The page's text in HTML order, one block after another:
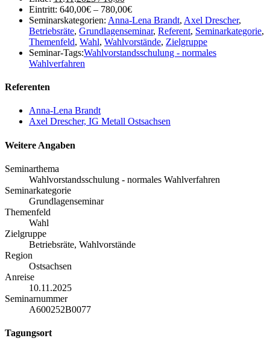
Eintritt: 640,00€ – 780,00€
Seminarskategorien: Anna-Lena Brandt, Axel Drescher,
Betriebsräte, Grundlagenseminar, Referent, Seminarkategorie,
Themenfeld, Wahl, Wahlvorstände, Zielgruppe
Seminar-Tags:Wahlvorstandsschulung - normales
Wahlverfahren
Referenten
Anna-Lena Brandt
Axel Drescher, IG Metall Ostsachsen
Weitere Angaben
Seminarthema
Wahlvorstandsschulung - normales Wahlverfahren
Seminarkategorie
Grundlagenseminar
Themenfeld
Wahl
Zielgruppe
Betriebsräte, Wahlvorstände
Region
Ostsachsen
Anreise
10.11.2025
Seminarnummer
A600252B0077
Tagungsort